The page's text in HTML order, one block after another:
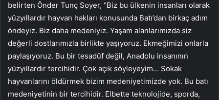
belirten Önder Tunç Soyer, “Biz bu ülkenin insanları olarak
yüzyıllardır hayvan hakları konusunda Batı’dan birkaç adım
öndeyiz. Biz daha medeniyiz. Yaşam alanlarımızda siz
değerli dostlarımızla birlikte yaşıyoruz. Ekmeğimizi onlarla
paylaşıyoruz. Bu bir tesadüf değil, Anadolu insanının
yüzyıllardır tercihidir. Çok açık söyleyeyim… Sokak
hayvanlarını öldürmek bizim medeniyetimizde yok. Bu batı
medeniyetinin bir tercihidir. Elbette teknolojide, sporda,